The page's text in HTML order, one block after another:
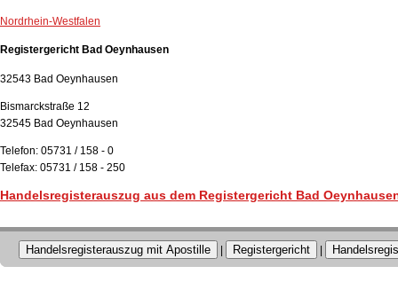
Nordrhein-Westfalen
Registergericht Bad Oeynhausen
32543 Bad Oeynhausen
Bismarckstraße 12
32545 Bad Oeynhausen
Telefon: 05731 / 158 - 0
Telefax: 05731 / 158 - 250
Handelsregisterauszug aus dem Registergericht Bad
Handelsregisterauszug mit Apostille Registergericht